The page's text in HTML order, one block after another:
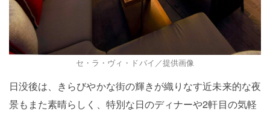
セ・ラ・ヴィ・ドバイ／提供画像
日没後は、きらびやかな街の輝きが織りなす近未来的な夜
景もまた素晴らしく、特別な日のディナーや2軒目の気軽